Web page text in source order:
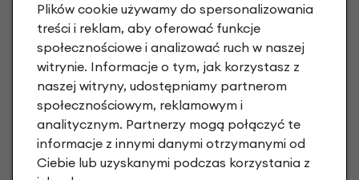
3 miesiące nie płacisz
Raty do 60 miesięcy
Poznaj szczegóły
Niniejsza propozycja nie stanowi oferty w rozumieniu art.
Plików cookie używamy do spersonalizowania
treści i reklam, aby oferować funkcje
społecznościowe i analizować ruch w naszej
witrynie. Informacje o tym, jak korzystasz z
naszej witryny, udostępniamy partnerom
społecznościowym, reklamowym i
analitycznym. Partnerzy mogą połączyć te
informacje z innymi danymi otrzymanymi od
Ciebie lub uzyskanymi podczas korzystania z